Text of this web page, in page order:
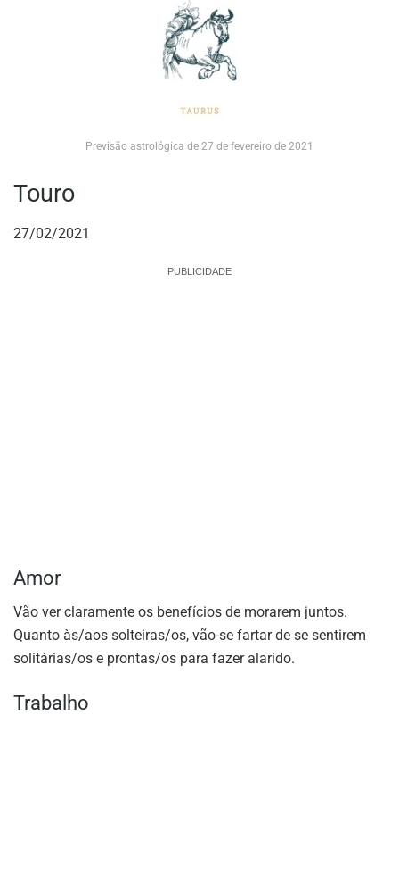
Previsão astrológica de 27 de fevereiro de 2021
Touro
27/02/2021
PUBLICIDADE
Amor
Vão ver claramente os benefícios de morarem juntos.
Quanto às/aos solteiras/os, vão-se fartar de se sentirem
solitárias/os e prontas/os para fazer alarido.
Trabalho